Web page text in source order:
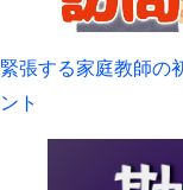
緊張する家庭教師の
ント